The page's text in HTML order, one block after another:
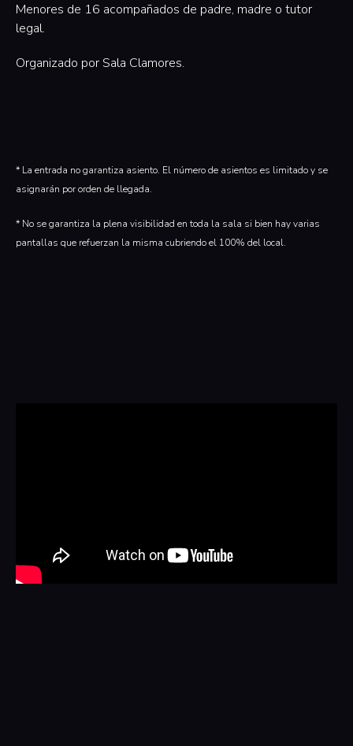
‍Menores de 16 acompañados de padre, madre o tutor
legal.
Organizado por Sala Clamores.‍
* La entrada no garantiza asiento. El número de asientos es limitado y se
asignarán por orden de llegada.
* No se garantiza la plena visibilidad en toda la sala si bien hay varias
pantallas que refuerzan la misma cubriendo el 100% del local.